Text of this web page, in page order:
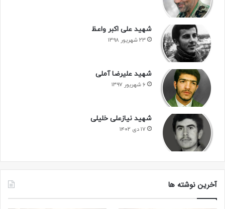
شهید علی اکبر واعظ
۲۳ شهریور ۱۳۹۸
شهید علیرضا آملی
۶ شهریور ۱۳۹۷
شهید نیازعلی خلیلی
۱۷ دی ۱۴۰۲
آخرین نوشته ها